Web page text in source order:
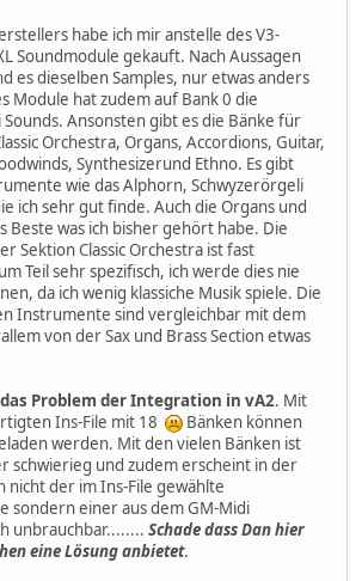
habe ich mir anstelle des V3-
Soundmodule gekauft. Nach Aussagen
es dieselben Samples, nur etwas anders
Module hat zudem auf Bank 0 die
Ansonsten gibt es die Bänke für
Orchestra, Organs, Accordions, Guitar,
Synthesizerund Ethno. Es gibt
wie das Alphorn, Schwyzerörgeli
ich sehr gut finde. Auch die Organs und
Beste was ich bisher gehört habe. Die
Sektion Classic Orchestra ist fast
Teil sehr spezifisch, ich werde dies nie
da ich wenig klassiche Musik spiele. Die
Instrumente sind vergleichbar mit dem
von der Sax und Brass Section etwas
Problem der Integration in vA2. Mit
Ins-File mit 18
Bänken können
werden. Mit den vielen Bänken ist
schwierieg und zudem erscheint in der
nicht der im Ins-File gewählte
sondern einer aus dem GM-Midi
unbrauchbar........ Schade dass Dan hier
eine Lösung anbietet.